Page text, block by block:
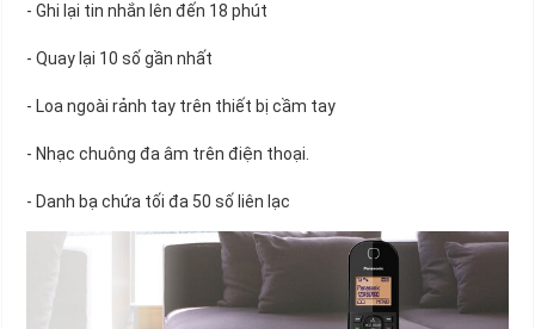
- Ghi lại tin nhắn lên đến 18 phút
- Quay lại 10 số gần nhất
- Loa ngoài rảnh tay trên thiết bị cầm tay
- Nhạc chuông đa âm trên điện thoại.
- Danh bạ chứa tối đa 50 số liên lạc